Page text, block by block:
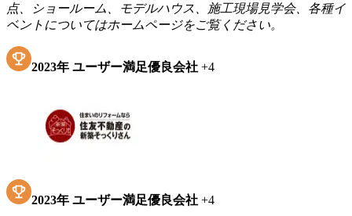
点、ショールーム、モデルハウス、施工現場見学会、各種イ
ベントについてはホームページをご覧ください。
2023年 ユーザー満足優良会社 +4
2023年 ユーザー満足優良会社 +4